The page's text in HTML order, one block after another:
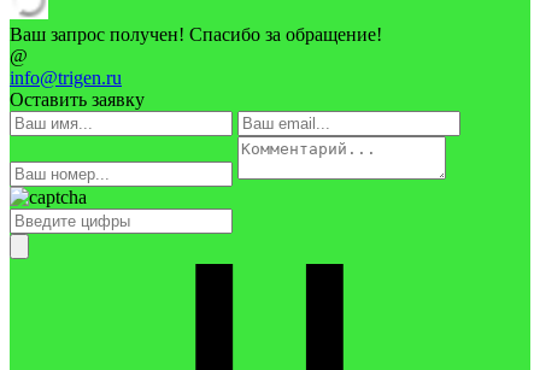
Ваш запрос получен! Спасибо за обращение!
@
info@trigen.ru
Оставить заявку